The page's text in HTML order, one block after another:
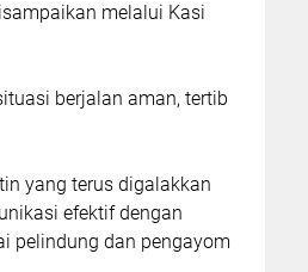
melalui Kasi
berjalan aman, tertib
yang terus digalakkan
efektif dengan
pelindung dan pengayom